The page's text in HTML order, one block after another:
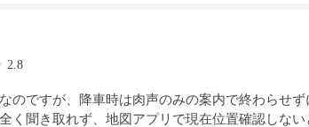
2.8
のですが、降車時は肉声のみの案内で終わらせ
く聞き取れず、地図アプリで現在位置確認しな